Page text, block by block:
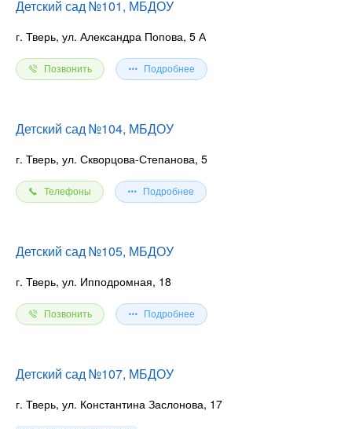
Детский сад №101, МБДОУ
г. Тверь, ул. Александра Попова, 5 А
Позвонить Подробнее
Детский сад №104, МБДОУ
г. Тверь, ул. Скворцова-Степанова, 5
Телефоны Подробнее
Детский сад №105, МБДОУ
г. Тверь, ул. Ипподромная, 18
Позвонить Подробнее
Детский сад №107, МБДОУ
г. Тверь, ул. Константина Заслонова, 17